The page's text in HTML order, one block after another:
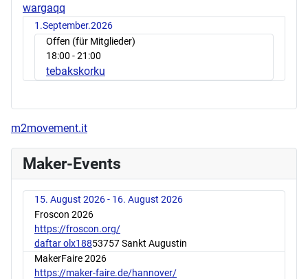
wargaqq
1.September.2026
Offen (für Mitglieder)
18:00 - 21:00
tebakskorku
m2movement.it
Maker-Events
15. August 2026 - 16. August 2026
Froscon 2026
https://froscon.org/
daftar olx18853757 Sankt Augustin
MakerFaire 2026
https://maker-faire.de/hannover/